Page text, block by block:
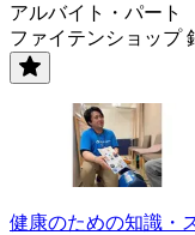
アルバイト・パート
ファイテンショップ
健康のための知識・